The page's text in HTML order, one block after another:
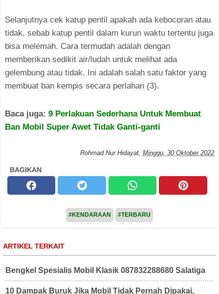
Selanjutnya cek katup pentil apakah ada kebocoran atau
tidak, sebab katup pentil dalam kurun waktu tertentu juga
bisa melemah. Cara termudah adalah dengan
memberikan sedikit air/ludah untuk melihat ada
gelembung atau tidak. Ini adalah salah satu faktor yang
membuat ban kempis secara perlahan (3).
Baca juga: 9 Perlakuan Sederhana Untuk Membuat
Ban Mobil Super Awet Tidak Ganti-ganti
Rohmad Nur Hidayat Minggu, 30 Oktober 2022
BAGIKAN
#KENDARAAN #TERBARU
ARTIKEL TERKAIT
Bengkel Spesialis Mobil Klasik 087832288680 Salatiga
10 Dampak Buruk Jika Mobil Tidak Pernah Dipakai,